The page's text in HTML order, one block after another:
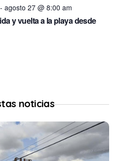
- agosto 27 @ 8:00 am
y vuelta a la playa desde
noticias